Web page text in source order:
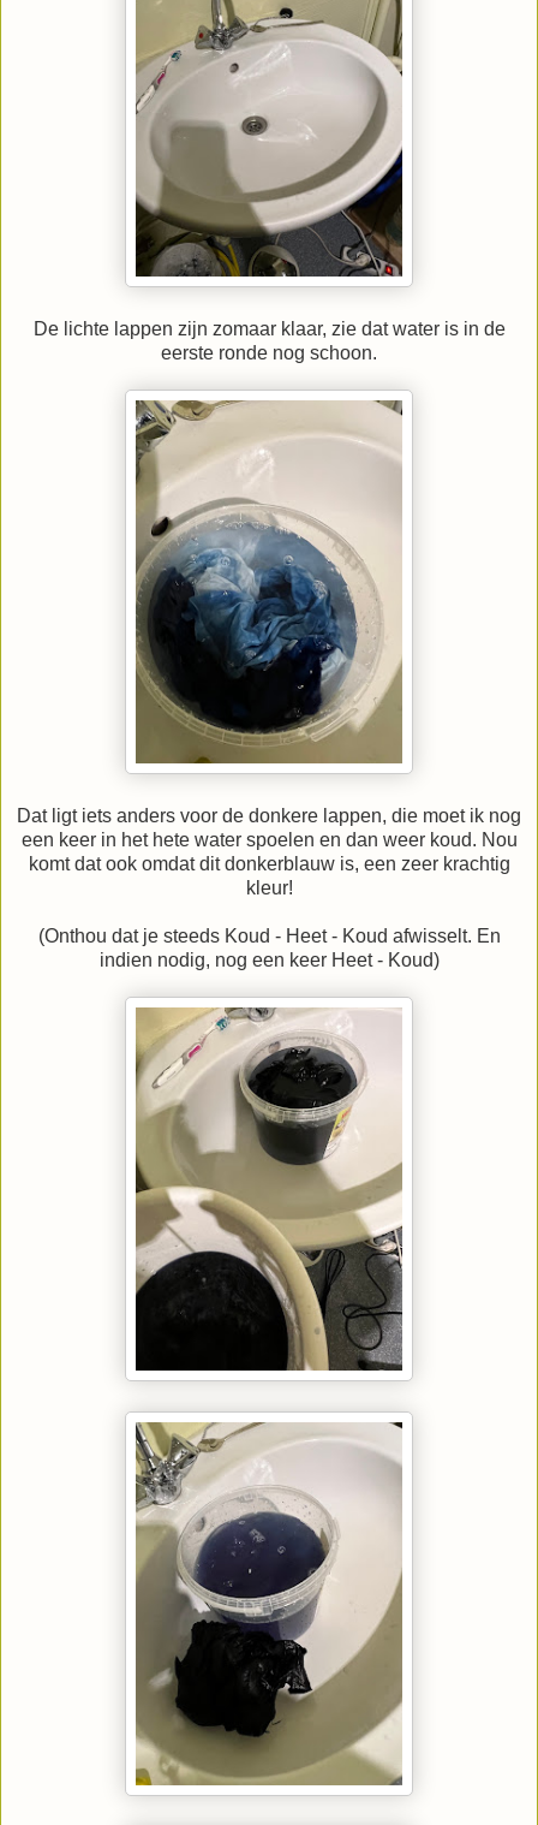
De lichte lappen zijn zomaar klaar, zie dat water is in de
eerste ronde nog schoon.
Dat ligt iets anders voor de donkere lappen, die moet ik nog
een keer in het hete water spoelen en dan weer koud. Nou
komt dat ook omdat dit donkerblauw is, een zeer krachtig
kleur!
(Onthou dat je steeds Koud - Heet - Koud afwisselt. En
indien nodig, nog een keer Heet - Koud)